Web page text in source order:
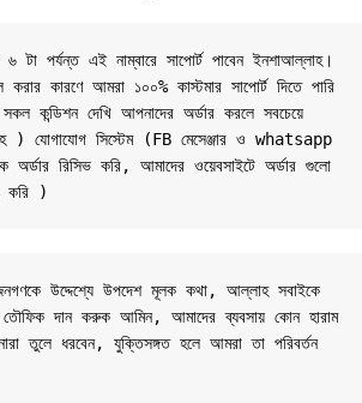
টা পর্যন্ত এই নাম্বারে সাপোর্ট পাবেন ইনশাআল্লাহ।
কারণে আমরা ১০০% কাস্টমার সাপোর্ট দিতে পারি
কন্ডিশন দেখি আপনাদের অর্ডার করলে সবচেয়ে
) যোগাযোগ সিস্টেম (FB মেসেঞ্জার ও whatsapp
রিসিভ করি, আমাদের ওয়েবসাইটে অর্ডার গুলো
করি )
উদ্দেশ্যে উপদেশ মূলক কথা, আল্লাহ সবাইকে
তৌফিক দান করুক আমিন, আমাদের ব্যবসায় কোন হারাম
তুলে ধরবেন, যুক্তিসঙ্গত হলে আমরা তা পরিবর্তন